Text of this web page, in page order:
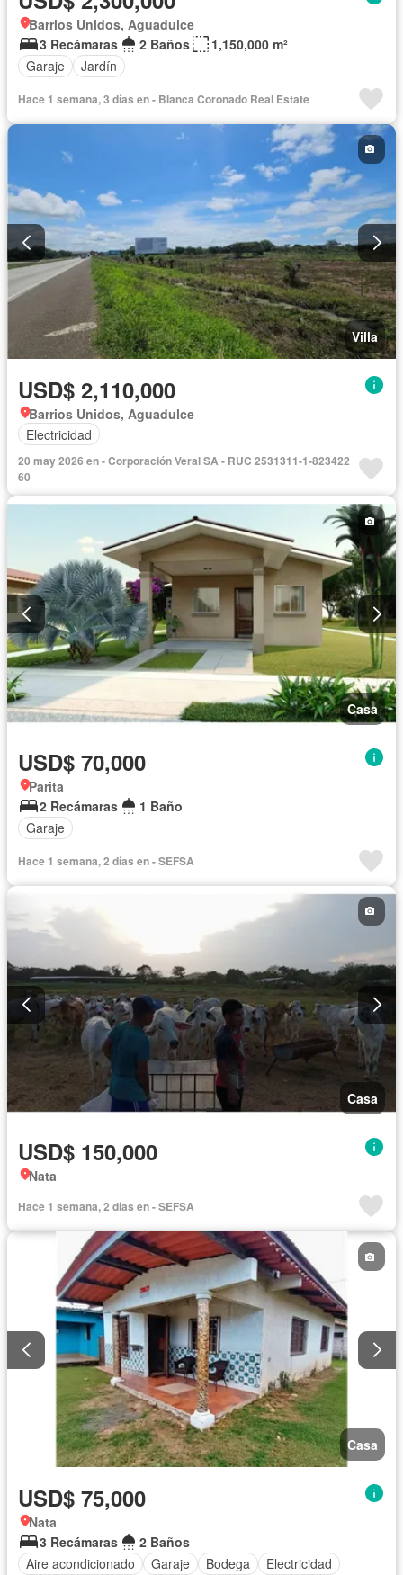
Barrios Unidos, Aguadulce
3 Recámaras
2 Baños
1,150,000 m²
Garaje
Jardín
Hace 1 semana, 3 días en - Blanca Coronado Real Estate
Villa
USD$ 2,110,000
Barrios Unidos, Aguadulce
Electricidad
20 may 2026 en - Corporación Veral SA - RUC 2531311-1-823422
60
Casa
USD$ 70,000
Parita
2 Recámaras
1 Baño
Garaje
Hace 1 semana, 2 días en - SEFSA
Casa
USD$ 150,000
Nata
Hace 1 semana, 2 días en - SEFSA
Casa
USD$ 75,000
Nata
3 Recámaras
2 Baños
Aire acondicionado
Garaje Bodega Electricidad